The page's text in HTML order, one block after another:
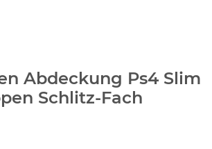
Abdeckung Ps4 Slim
Schlitz-Fach